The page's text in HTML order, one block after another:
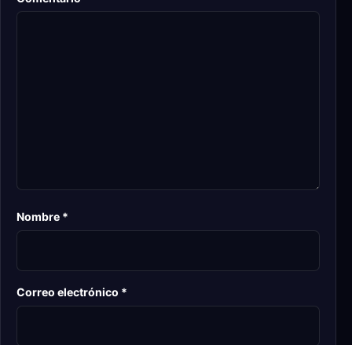
Nombre *
Correo electrónico *